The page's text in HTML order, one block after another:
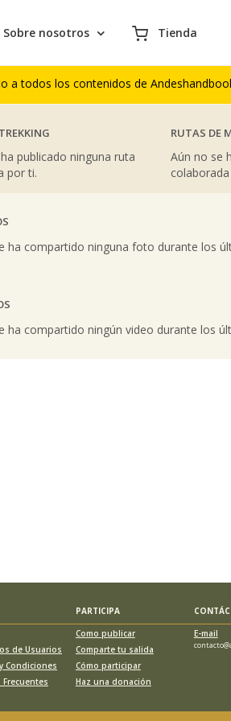
Sobre nosotros Tienda
a todos los contenidos de
PUBLICADAS
publicado ninguna ruta
por ti.
RUTAS DE
Aún no se
ha compartido ninguna foto durante los
ha compartido ningún video durante los
PARTICIPA
de Usuarios
Condiciones
Como publicar
Comparte tu salida
Cómo participar
Haz una donación
E-mail